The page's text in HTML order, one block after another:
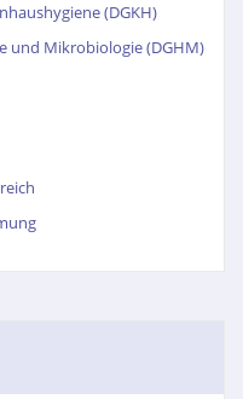
(DGKH)
und Mikrobiologie (DGHM)